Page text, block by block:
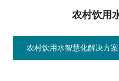
农村饮用
农村饮用水智慧化解决方案